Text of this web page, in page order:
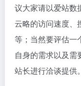
议大家请以爱站数
云略的访问速度、
等；当然要评估一
自身的需求以及需
站长进行洽谈提供